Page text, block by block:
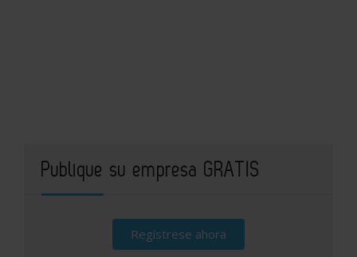
Publique su empresa GRATIS
Regístrese ahora